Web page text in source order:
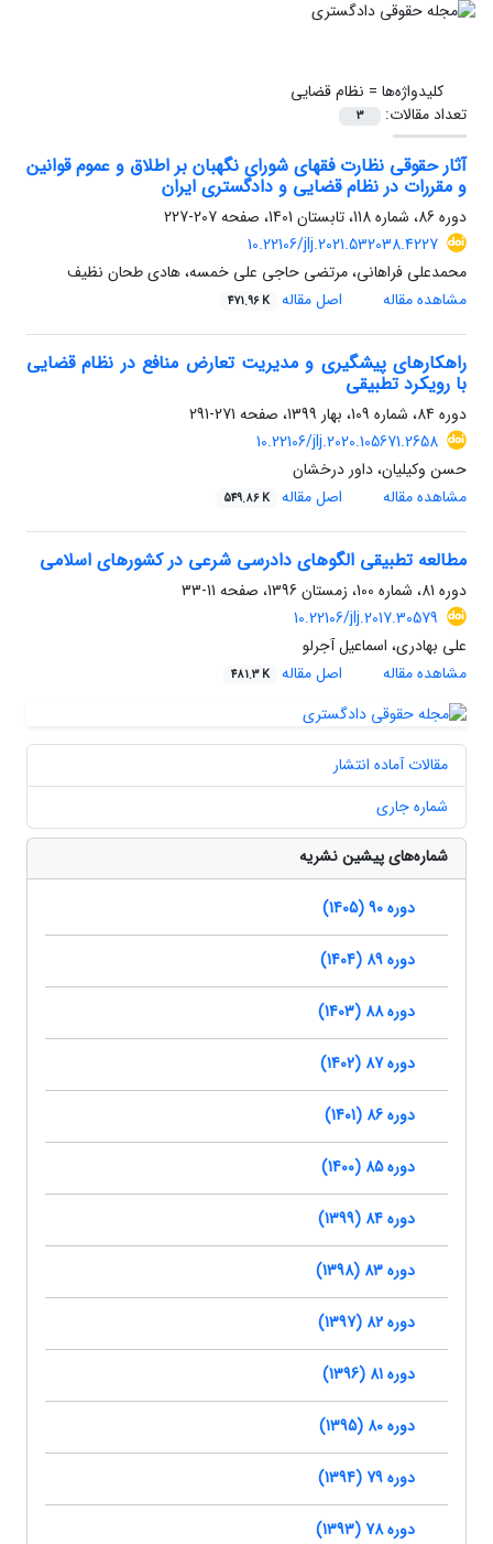
کلیدواژه‌ها = نظام قضایی
تعداد مقالات:
3
آثار حقوقی نظارت فقهای شورای نگهبان بر اطلاق و عموم قوانین
و مقررات در نظام قضایی و دادگستری ایران
دوره 86، شماره 118، تابستان 1401، صفحه
207-227
10.22106/jlj.2021.532038.4227
محمدعلی فراهانی، مرتضی حاجی علی خمسه، هادی طحان نظیف
مشاهده مقاله
اصل مقاله 471.96 K
راهکارهای پیشگیری و مدیریت تعارض منافع در نظام قضایی
با رویکرد تطبیقی
دوره 84، شماره 109، بهار 1399، صفحه
271-291
10.22106/jlj.2020.105671.2658
حسن وکیلیان، داور درخشان
مشاهده مقاله
اصل مقاله 549.86 K
مطالعه تطبیقی الگوهای دادرسی شرعی در کشورهای اسلامی
دوره 81، شماره 100، زمستان 1396، صفحه
11-33
10.22106/jlj.2017.30579
علی بهادری، اسماعیل آجرلو
مشاهده مقاله
اصل مقاله 481.3 K
مقالات آماده انتشار
شماره جاری
شماره‌های پیشین نشریه
دوره 90 (1405)
دوره 89 (1404)
دوره 88 (1403)
دوره 87 (1402)
دوره 86 (1401)
دوره 85 (1400)
دوره 84 (1399)
دوره 83 (1398)
دوره 82 (1397)
دوره 81 (1396)
دوره 80 (1395)
دوره 79 (1394)
دوره 78 (1393)